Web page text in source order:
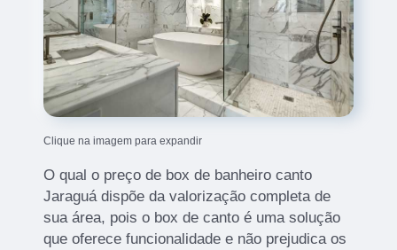
Clique na imagem para expandir
O qual o preço de box de banheiro canto
Jaraguá dispõe da valorização completa de
sua área, pois o box de canto é uma solução
que oferece funcionalidade e não prejudica os